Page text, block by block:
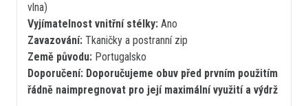
vlna)
Vyjímatelnost vnitřní stélky: Ano
Zavazování: Tkaničky a postranní zip
Země původu: Portugalsko
Doporučení: Doporučujeme obuv před prvním použitím
řádně naimpregnovat pro její maximální využití a výdrž